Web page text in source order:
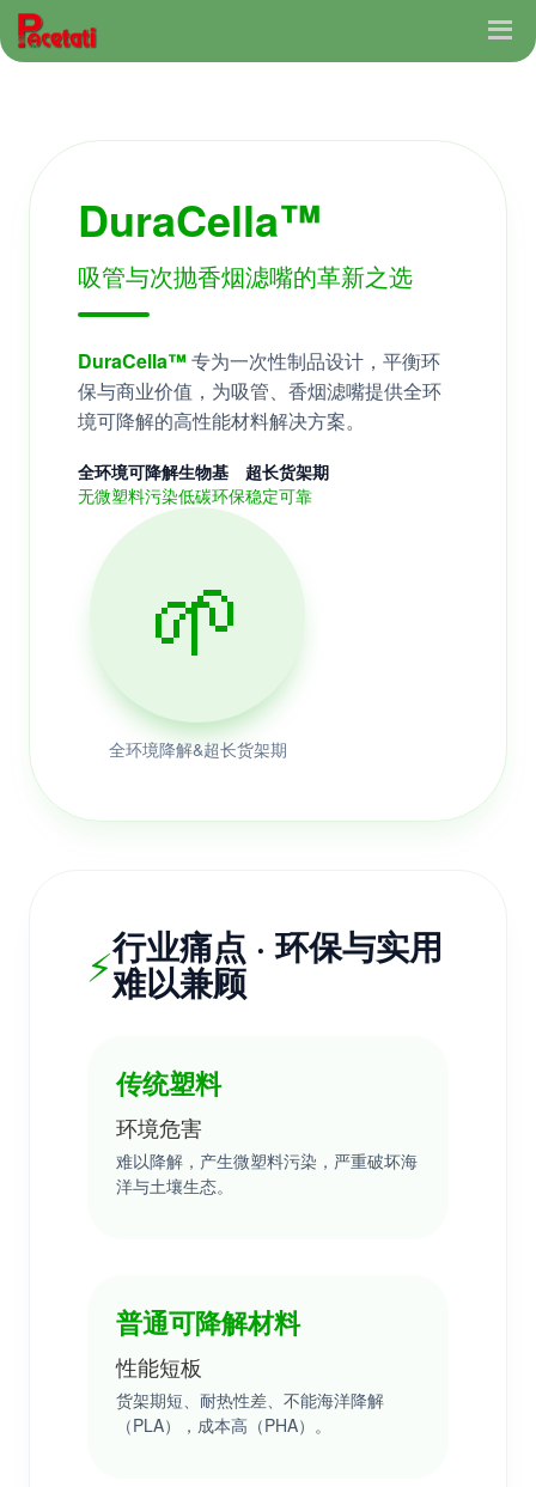
DuraCella™
吸管与次抛香烟滤嘴的革新之选
DuraCella™ 专为一次性制品设计，平衡环
保与商业价值，为吸管、香烟滤嘴提供全环
境可降解的高性能材料解决方案。
全环境可降解
无微塑料污染
生物基
低碳环保
超长货架期
稳定可靠
🌱
全环境降解&超长货架期
⚡行业痛点 · 环保与实用
难以兼顾
传统塑料
环境危害
难以降解，产生微塑料污染，严重破坏海
洋与土壤生态。
普通可降解材料
性能短板
货架期短、耐热性差、不能海洋降解
（PLA），成本高（PHA）。